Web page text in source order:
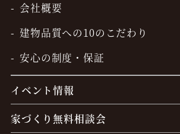
会社概要
建物品質への10のこだわり
安心の制度・保証
イベント情報
家づくり無料相談会